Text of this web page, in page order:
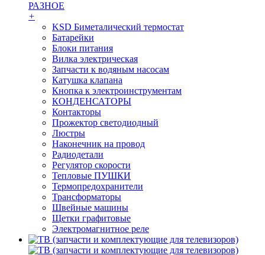
РАЗНОЕ
+
KSD Биметалический термостат
Батарейки
Блоки питания
Вилка электрическая
Запчасти к водяным насосам
Катушка клапана
Кнопка к электроинструментам
КОНДЕНСАТОРЫ
Контакторы
Прожектор светодиодный
Люстры
Наконечник на провод
Радиодетали
Регулятор скорости
Тепловые ПУШКИ
Термопредохранители
Трансформаторы
Швейные машины
Щетки графитовые
Электромагнитное реле